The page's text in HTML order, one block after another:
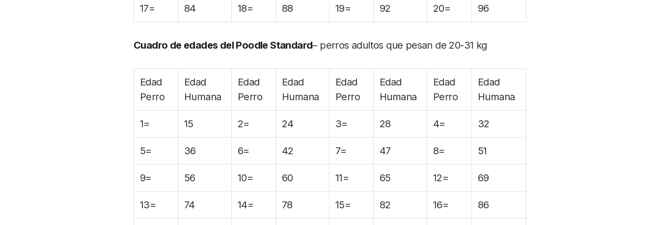
17= 84 18= 88 19= 92 20= 96
Cuadro de edades del Poodle Standard– perros adultos que pesan de 20-31 kg
Edad
Perro
Edad
Humana
Edad
Perro
Edad
Humana
Edad
Perro
Edad
Humana
Edad
Perro
Edad
Humana
1= 15 2= 24 3= 28 4= 32
5= 36 6= 42 7= 47 8= 51
9= 56 10= 60 11= 65 12= 69
13= 74 14= 78 15= 82 16= 86